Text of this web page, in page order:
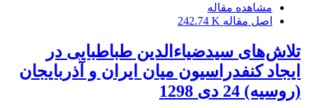
مشاهده مقاله
اصل مقاله 242.74 K
تلاش‌های سیدضیاءالدین طباطبایی در
ایجاد کنفدراسیون میان ایران و آذربایجان
(روسیه) 24 دی 1298